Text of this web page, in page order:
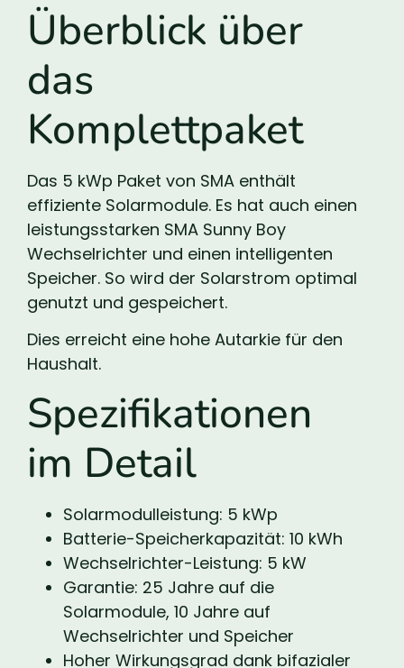
Überblick über
das
Komplettpaket
Das 5 kWp Paket von SMA enthält
effiziente Solarmodule. Es hat auch einen
leistungsstarken SMA Sunny Boy
Wechselrichter und einen intelligenten
Speicher. So wird der Solarstrom optimal
genutzt und gespeichert.
Dies erreicht eine hohe Autarkie für den
Haushalt.
Spezifikationen
im Detail
Solarmodulleistung: 5 kWp
Batterie-Speicherkapazität: 10 kWh
Wechselrichter-Leistung: 5 kW
Garantie: 25 Jahre auf die
Solarmodule, 10 Jahre auf
Wechselrichter und Speicher
Hoher Wirkungsgrad dank bifazialer